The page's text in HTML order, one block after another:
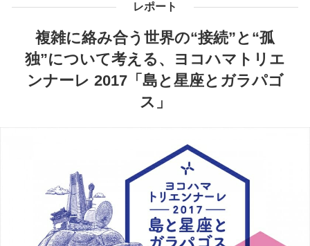
レポート
複雑に絡み合う世界の“接続”と“孤
独”について考える、ヨコハマトリエ
ンナーレ 2017「島と星座とガラパゴ
ス」